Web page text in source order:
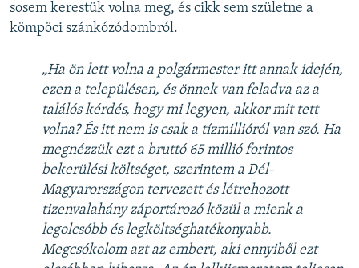
sosem kerestük volna meg, és cikk sem születne a
kömpöci szánkózódombról.
„Ha ön lett volna a polgármester itt annak idején,
ezen a településen, és önnek van feladva az a
találós kérdés, hogy mi legyen, akkor mit tett
volna? És itt nem is csak a tízmillióról van szó. Ha
megnézzük ezt a bruttó 65 millió forintos
bekerülési költséget, szerintem a Dél-
Magyarországon tervezett és létrehozott
tizenvalahány záportározó közül a mienk a
legolcsóbb és legköltséghatékonyabb.
Megcsókolom azt az embert, aki ennyiből ezt